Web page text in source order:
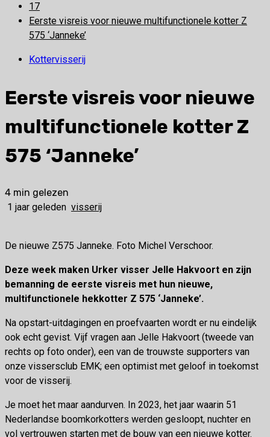
17
Eerste visreis voor nieuwe multifunctionele kotter Z
575 ‘Janneke’
Kottervisserij
Eerste visreis voor nieuwe
multifunctionele kotter Z
575 ‘Janneke’
4 min gelezen
1 jaar geleden visserij
De nieuwe Z575 Janneke. Foto Michel Verschoor.
Deze week maken Urker visser Jelle Hakvoort en zijn
bemanning de eerste visreis met hun nieuwe,
multifunctionele hekkotter Z 575 ‘Janneke’.
Na opstart-uitdagingen en proefvaarten wordt er nu eindelijk
ook echt gevist. Vijf vragen aan Jelle Hakvoort (tweede van
rechts op foto onder), een van de trouwste supporters van
onze vissersclub EMK; een optimist met geloof in toekomst
voor de visserij.
Je moet het maar aandurven. In 2023, het jaar waarin 51
Nederlandse boomkorkotters werden gesloopt, nuchter en
vol vertrouwen starten met de bouw van een nieuwe kotter.